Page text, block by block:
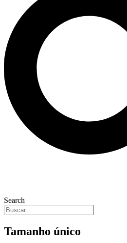
Search
Tamanho único